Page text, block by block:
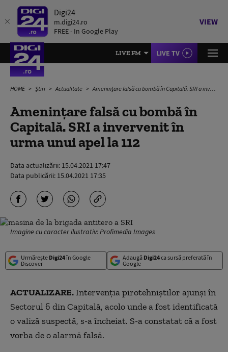
Digi24
m.digi24.ro
FREE - In Google Play
VIEW
LIVE FM LIVE TV
HOME Știri Actualitate Amenințare falsă cu bombă în Capitală. SRI a invervenit în urma unui apel la 112
Amenințare falsă cu bombă în
Capitală. SRI a invervenit în
urma unui apel la 112
Data actualizării: 15.04.2021 17:47
Data publicării: 15.04.2021 17:35
Imagine cu caracter ilustrativ: Profimedia Images
Urmărește Digi24în Google
Discover
Adaugă Digi24ca sursă preferată în
Google
ACTUALIZARE.Intervenția pirotehniștilor ajunși în
Sectorul 6 din Capitală, acolo unde a fost identificată
o valiză suspectă, s-a încheiat. S-a constatat că a fost
vorba de o alarmă falsă.